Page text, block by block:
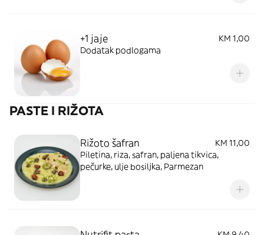
+1 jaje
KM 1,00
Dodatak podlogama
PASTE I RIŽOTA
Rižoto šafran
KM 11,00
Piletina, riza, safran, paljena tikvica,
pečurke, ulje bosiljka, Parmezan